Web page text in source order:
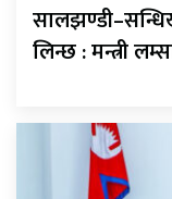
लिन्छ : मन्त्री